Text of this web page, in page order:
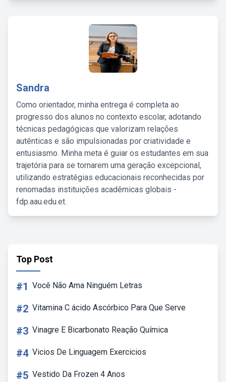
Sandra
Como orientador, minha entrega é completa ao
progresso dos alunos no contexto escolar, adotando
técnicas pedagógicas que valorizam relações
autênticas e são impulsionadas por criatividade e
entusiasmo. Minha meta é guiar os estudantes em sua
trajetória para se tornarem uma geração excepcional,
utilizando estratégias educacionais reconhecidas por
renomadas instituições acadêmicas globais -
fdp.aau.edu.et.
Top Post
#1 Você Não Ama Ninguém Letras
#2 Vitamina C ácido Ascórbico Para Que Serve
#3 Vinagre E Bicarbonato Reação Química
#4 Vicios De Linguagem Exercicios
#5 Vestido Da Frozen 4 Anos